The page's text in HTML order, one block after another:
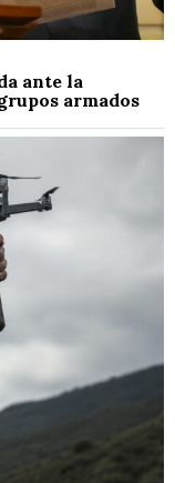
ante la
armados